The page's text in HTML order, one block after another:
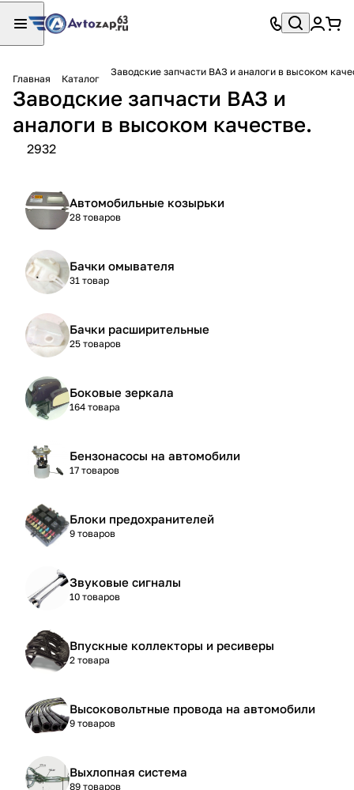
Главная Каталог
Заводские запчасти ВАЗ и аналоги в высоком
Заводские запчасти ВАЗ и
аналоги в высоком качестве.
2932
Автомобильные козырьки
28 товаров
Бачки омывателя
31 товар
Бачки расширительные
25 товаров
Боковые зеркала
164 товара
Бензонасосы на автомобили
17 товаров
Блоки предохранителей
9 товаров
Звуковые сигналы
10 товаров
Впускные коллекторы и ресиверы
2 товара
Высоковольтные провода на автомобили
9 товаров
Выхлопная система
89 товаров